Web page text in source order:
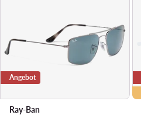
Angebot
Ray-Ban